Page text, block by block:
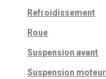
Refroidissement
Roue
Suspension avant
Suspension moteur